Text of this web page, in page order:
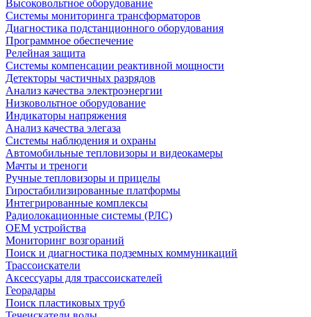
Высоковольтное оборудование
Системы мониторинга трансформаторов
Диагностика подстанционного оборудования
Программное обеспечение
Релейная защита
Системы компенсации реактивной мощности
Детекторы частичных разрядов
Анализ качества электроэнергии
Низковольтное оборудование
Индикаторы напряжения
Анализ качества элегаза
Системы наблюдения и охраны
Автомобильные тепловизоры и видеокамеры
Мачты и треноги
Ручные тепловизоры и прицелы
Гиростабилизированные платформы
Интегрированные комплексы
Радиолокационные системы (РЛС)
OEM устройства
Мониторинг возгораний
Поиск и диагностика подземных коммуникаций
Трассоискатели
Аксессуары для трассоискателей
Георадары
Поиск пластиковых труб